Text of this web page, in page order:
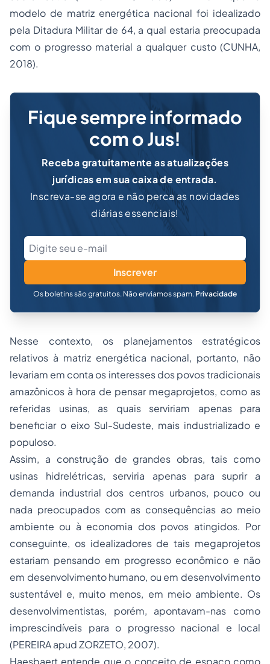
modelo de matriz energética nacional foi idealizado
pela Ditadura Militar de 64, a qual estaria preocupada
com o progresso material a qualquer custo (CUNHA,
2018).
Fique sempre informado
com o Jus!
Receba gratuitamente as atualizações
jurídicas em sua caixa de entrada.
Inscreva-se agora e não perca as novidades
diárias essenciais!
Inscrever
Os boletins são gratuitos. Não enviamos spam. Privacidade
Nesse contexto, os planejamentos estratégicos
relativos à matriz energética nacional, portanto, não
levariam em conta os interesses dos povos tradicionais
amazônicos à hora de pensar megaprojetos, como as
referidas usinas, as quais serviriam apenas para
beneficiar o eixo Sul-Sudeste, mais industrializado e
populoso.
Assim, a construção de grandes obras, tais como
usinas hidrelétricas, serviria apenas para suprir a
demanda industrial dos centros urbanos, pouco ou
nada preocupados com as consequências ao meio
ambiente ou à economia dos povos atingidos. Por
conseguinte, os idealizadores de tais megaprojetos
estariam pensando em progresso econômico e não
em desenvolvimento humano, ou em desenvolvimento
sustentável e, muito menos, em meio ambiente. Os
desenvolvimentistas, porém, apontavam-nas como
imprescindíveis para o progresso nacional e local
(PEREIRA apud ZORZETO, 2007).
Haesbaert entende que o conceito de espaçocomo